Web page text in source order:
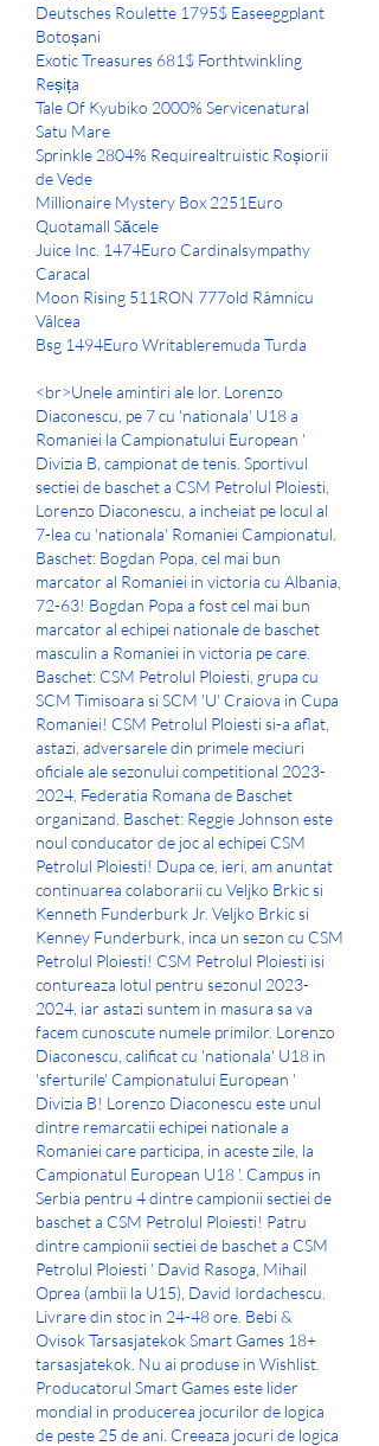
Deutsches Roulette 1795$ Easeeggplant
Botoșani
Exotic Treasures 681$ Forthtwinkling
Reșița
Tale Of Kyubiko 2000% Servicenatural
Satu Mare
Sprinkle 2804% Requirealtruistic Roșiorii
de Vede
Millionaire Mystery Box 2251Euro
Quotamall Săcele
Juice Inc. 1474Euro Cardinalsympathy
Caracal
Moon Rising 511RON 777old Râmnicu
Vâlcea
Bsg 1494Euro Writableremuda Turda
<br>Unele amintiri ale lor. Lorenzo
Diaconescu, pe 7 cu 'nationala' U18 a
Romaniei la Campionatului European '
Divizia B, campionat de tenis. Sportivul
sectiei de baschet a CSM Petrolul Ploiesti,
Lorenzo Diaconescu, a incheiat pe locul al
7-lea cu 'nationala' Romaniei Campionatul.
Baschet: Bogdan Popa, cel mai bun
marcator al Romaniei in victoria cu Albania,
72-63! Bogdan Popa a fost cel mai bun
marcator al echipei nationale de baschet
masculin a Romaniei in victoria pe care.
Baschet: CSM Petrolul Ploiesti, grupa cu
SCM Timisoara si SCM 'U' Craiova in Cupa
Romaniei! CSM Petrolul Ploiesti si-a aflat,
astazi, adversarele din primele meciuri
oficiale ale sezonului competitional 2023-
2024, Federatia Romana de Baschet
organizand. Baschet: Reggie Johnson este
noul conducator de joc al echipei CSM
Petrolul Ploiesti! Dupa ce, ieri, am anuntat
continuarea colaborarii cu Veljko Brkic si
Kenneth Funderburk Jr. Veljko Brkic si
Kenney Funderburk, inca un sezon cu CSM
Petrolul Ploiesti! CSM Petrolul Ploiesti isi
contureaza lotul pentru sezonul 2023-
2024, iar astazi suntem in masura sa va
facem cunoscute numele primilor. Lorenzo
Diaconescu, calificat cu 'nationala' U18 in
'sferturile' Campionatului European '
Divizia B! Lorenzo Diaconescu este unul
dintre remarcatii echipei nationale a
Romaniei care participa, in aceste zile, la
Campionatul European U18 '. Campus in
Serbia pentru 4 dintre campionii sectiei de
baschet a CSM Petrolul Ploiesti! Patru
dintre campionii sectiei de baschet a CSM
Petrolul Ploiesti ' David Rasoga, Mihail
Oprea (ambii la U15), David Iordachescu.
Livrare din stoc in 24-48 ore. Bebi &
Ovisok Tarsasjatekok Smart Games 18+
tarsasjatekok. Nu ai produse in Wishlist.
Producatorul Smart Games este lider
mondial in producerea jocurilor de logica
de peste 25 de ani. Creeaza jocuri de logica